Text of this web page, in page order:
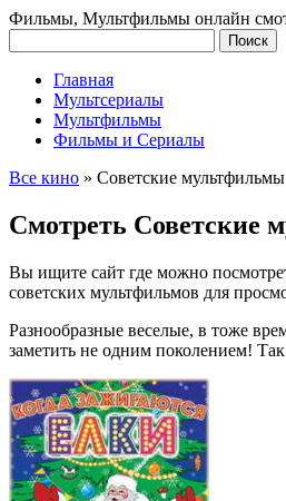
Фильмы, Мультфильмы онлайн
Главная
Мультсериалы
Мультфильмы
Фильмы и Сериалы
Все кино » Советские мультфильмы
Смотреть Советские
Вы ищите сайт где можно
советских мультфильмов для
Разнообразные веселые, в тоже
заметить не одним поколением!